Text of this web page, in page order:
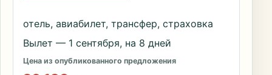
отель, авиабилет, трансфер, страховка
Вылет — 1 сентября, на 8 дней
Цена из опубликованного предложения